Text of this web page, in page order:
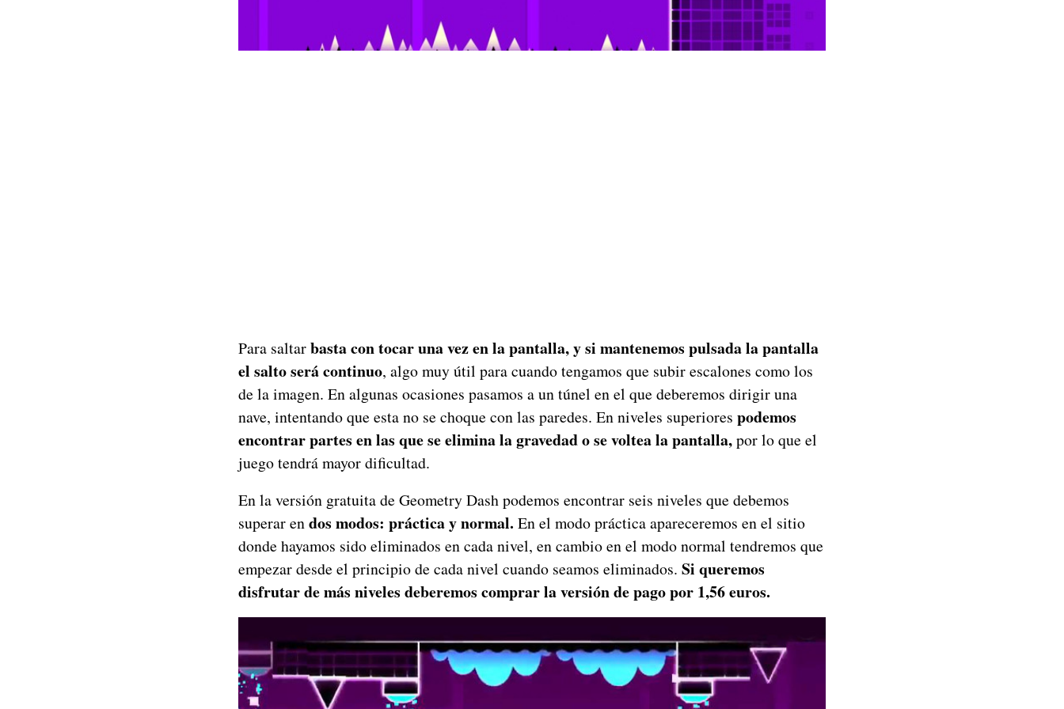
Para saltarbasta con tocar una vez en la pantalla, y si mantenemos pulsada la pantalla
el salto será continuo, algo muy útil para cuando tengamos que subir escalones como los
de la imagen. En algunas ocasiones pasamos a un túnel en el que deberemos dirigir una
nave, intentando que esta no se choque con las paredes. En niveles superiores podemos
encontrar partes en las que se elimina la gravedad o se voltea la pantalla,por lo que el
juego tendrá mayor dificultad.
En la versión gratuita de Geometry Dash podemos encontrar seis niveles que debemos
superar endos modos: práctica y normal. En el modo práctica apareceremos en el sitio
donde hayamos sido eliminados en cada nivel, en cambio en el modo normal tendremos que
empezar desde el principio de cada nivel cuando seamos eliminados. Si queremos
disfrutar de más niveles deberemos comprar la versión de pago por 1,56 euros.